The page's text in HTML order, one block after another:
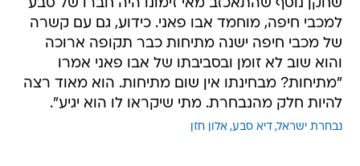
שחקן נוסף שהתאכזב מאי זימונו היה חברו של סבע
למכבי חיפה, מוחמד אבו פאני. כידוע, גם עם קשרה
של מכבי חיפה ישנה מתיחות כבר תקופה ארוכה
והוא שוב לא זומן ובסביבתו של אבו פאני אמרו
"מתיחות? מבחינתו אין שום מתיחות. הוא מאוד רצה
להיות חלק מהנבחרת. מתי שיקראו לו הוא יגיע".
נבחרת ישראל דיא סבע אלון חזן